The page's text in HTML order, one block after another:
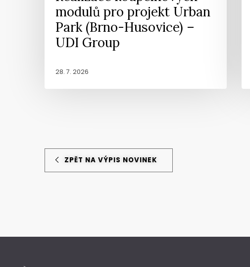
modulů pro projekt Urban
Park (Brno-Husovice) –
UDI Group
28. 7. 2026
ZPĚT NA VÝPIS NOVINEK